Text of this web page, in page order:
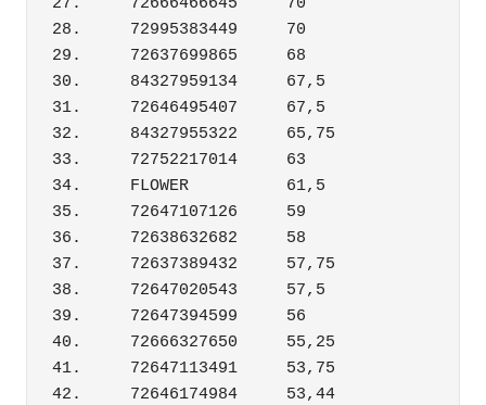
28.	72995383449	70
29.	72637699865	68
30.	84327959134	67,5
31.	72646495407	67,5
32.	84327955322	65,75
33.	72752217014	63
34.	FLOWER	        61,5
35.	72647107126	59
36.	72638632682	58
37.	72637389432	57,75
38.	72647020543	57,5
39.	72647394599	56
40.	72666327650	55,25
41.	72647113491	53,75
42.	72646174984	53,44